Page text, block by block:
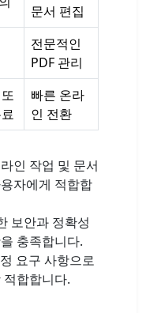
문서 편집
전문적인
PDF 관리
빠른 온라
인 전환
인 작업 및 문서
자에게 적합합
보안과 정확성
충족합니다.
요구 사항으로
합합니다.